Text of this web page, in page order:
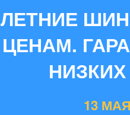
ЛЕТНИЕ
ЦЕНАМ.
13